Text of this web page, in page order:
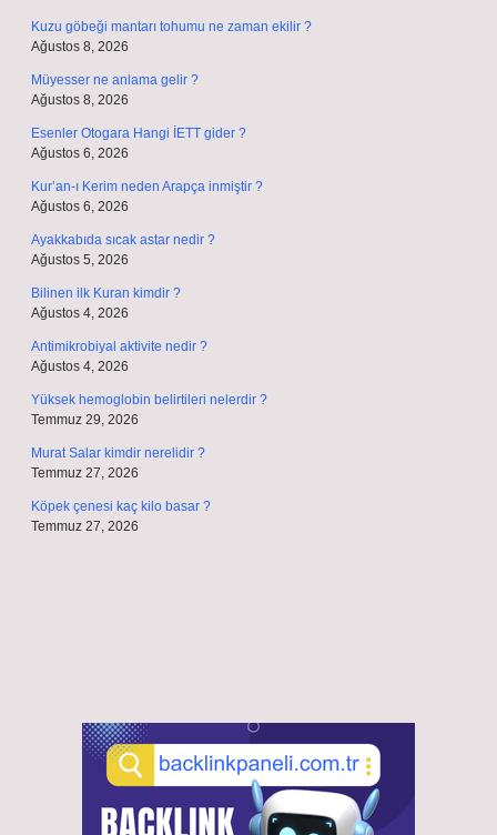
Kuzu göbeği mantarı tohumu ne zaman ekilir ?
Ağustos 8, 2026
Müyesser ne anlama gelir ?
Ağustos 8, 2026
Esenler Otogara Hangi İETT gider ?
Ağustos 6, 2026
Kur’an-ı Kerim neden Arapça inmiştir ?
Ağustos 6, 2026
Ayakkabıda sıcak astar nedir ?
Ağustos 5, 2026
Bilinen ilk Kuran kimdir ?
Ağustos 4, 2026
Antimikrobiyal aktivite nedir ?
Ağustos 4, 2026
Yüksek hemoglobin belirtileri nelerdir ?
Temmuz 29, 2026
Murat Salar kimdir nerelidir ?
Temmuz 27, 2026
Köpek çenesi kaç kilo basar ?
Temmuz 27, 2026